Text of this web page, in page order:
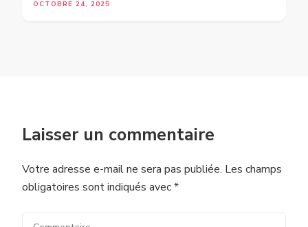
OCTOBRE 24, 2025
Laisser un commentaire
Votre adresse e-mail ne sera pas publiée. Les champs
obligatoires sont indiqués avec*